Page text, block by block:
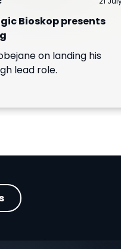
Bioskop presents
on landing his
lead role.